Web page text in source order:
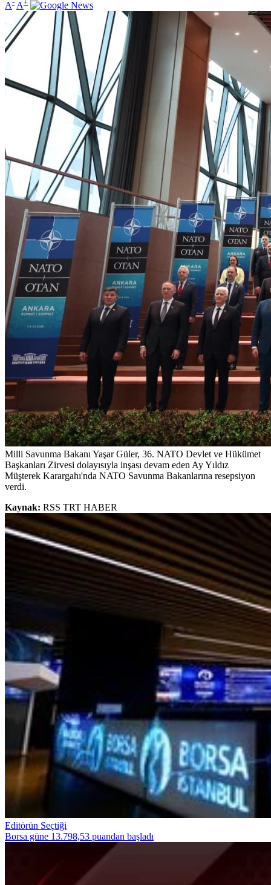
A A
Milli Savunma Bakanı Yaşar Güler, 36. NATO Devlet ve Hükümet
Başkanları Zirvesi dolayısıyla inşası devam eden Ay Yıldız
Müşterek Karargahı'nda NATO Savunma Bakanlarına resepsiyon
verdi.
Kaynak: RSS TRT HABER
Editörün Seçtiği
Borsa güne 13.798,53 puandan başladı